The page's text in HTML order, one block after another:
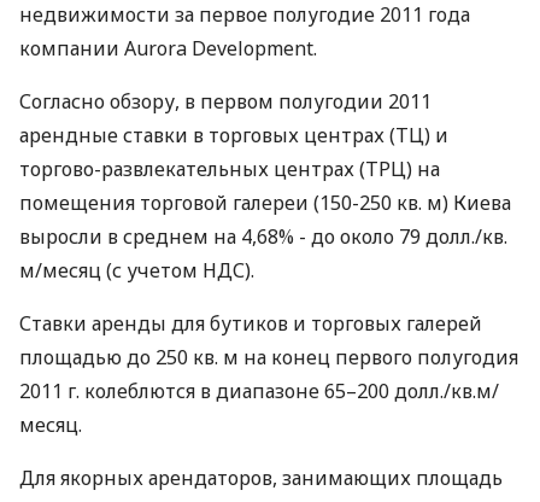
недвижимости за первое полугодие 2011 года
компании Aurora Development.
Согласно обзору, в первом полугодии 2011
арендные ставки в торговых центрах (ТЦ) и
торгово-развлекательных центрах (ТРЦ) на
помещения торговой галереи (150-250 кв. м) Киева
выросли в среднем на 4,68% - до около 79 долл./кв.
м/месяц (с учетом НДС).
Ставки аренды для бутиков и торговых галерей
площадью до 250 кв. м на конец первого полугодия
2011 г. колеблются в диапазоне 65–200 долл./кв.м/
месяц.
Для якорных арендаторов, занимающих площадь